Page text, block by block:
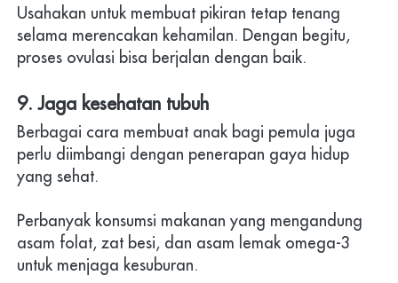
Usahakan untuk membuat pikiran tetap tenang
selama merencakan kehamilan. Dengan begitu,
proses ovulasi bisa berjalan dengan baik.
9. Jaga kesehatan tubuh
Berbagai cara membuat anak bagi pemula juga
perlu diimbangi dengan penerapan gaya hidup
yang sehat.
Perbanyak konsumsi makanan yang mengandung
asam folat, zat besi, dan asam lemak omega-3
untuk menjaga kesuburan.